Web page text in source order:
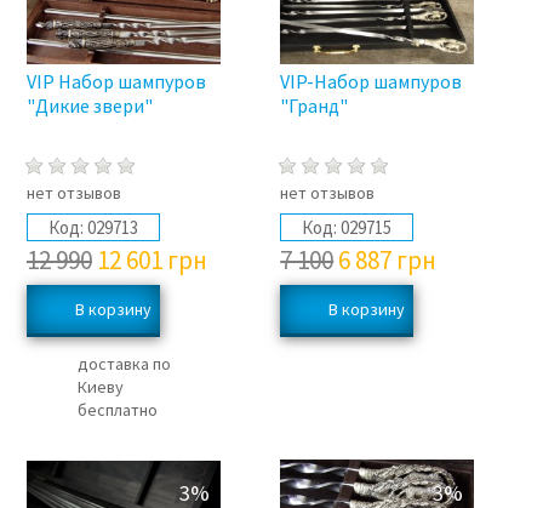
VIP Набор шампуров
"Дикие звери"
нет отзывов
Код: 029713
12 99012 601 грн
доставка по
Киеву
бесплатно
VIP-Набор шампуров
"Гранд"
нет отзывов
Код: 029715
7 1006 887 грн
3% 3%